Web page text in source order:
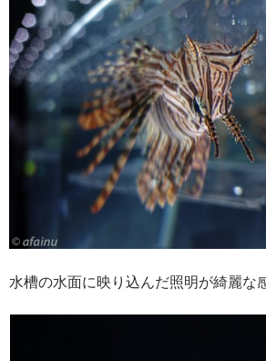
水槽の水面に映り込んだ照明が綺麗な